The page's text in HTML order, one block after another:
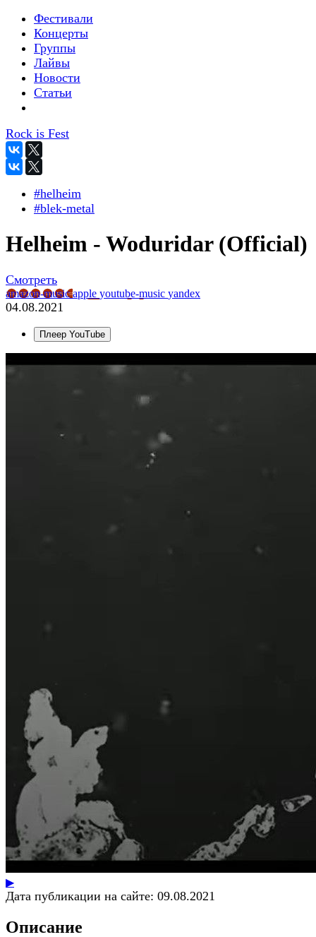
Фестивали
Концерты
Группы
Лайвы
Новости
Статьи
Rock is Fest
#helheim
#blek-metal
Helheim - Woduridar (Official)
Смотреть
amazon-musicapple youtube-music yandex
04.08.2021
Плеер YouTube
▶
Дата публикации на сайте: 09.08.2021
Описание